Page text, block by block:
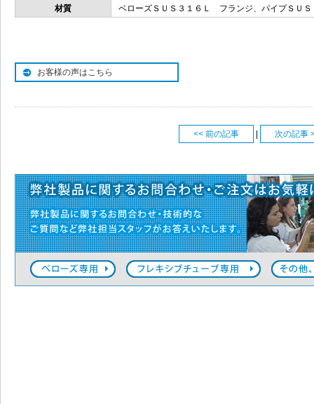
材質
ベローズＳＵＳ３１６Ｌ フランジ、パイプＳＵＳ
お客様の声はこちら
<< 前の記事 次の記事